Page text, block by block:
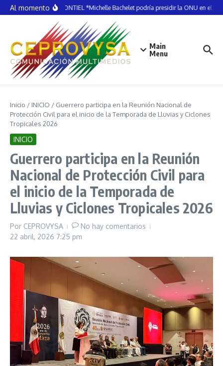
Saltar al contenido
Al momentoELDA MONTIEL *Michelle Bachelet podría presidir la ONU en el
Main
Menu
Inicio / INICIO / Guerrero participa en la Reunión Nacional de
Protección Civil para el inicio de la Temporada de Lluvias y Ciclones
Tropicales 2026
INICIO
Guerrero participa en la Reunión
Nacional de Protección Civil para
el inicio de la Temporada de
Lluvias y Ciclones Tropicales 2026
Por CEPROVYSA
No hay comentarios
22 abril, 2026 7:25 pm